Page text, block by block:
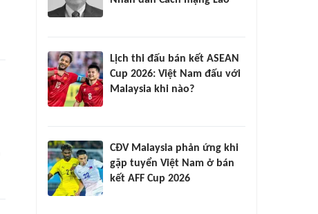
Lịch thi đấu bán kết ASEAN
Cup 2026: Việt Nam đấu với
Malaysia khi nào?
CĐV Malaysia phản ứng khi
gặp tuyển Việt Nam ở bán
kết AFF Cup 2026